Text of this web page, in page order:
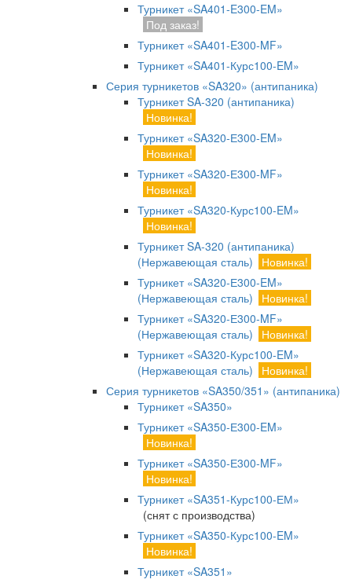
Турникет «SA401-E300-EM»
Под заказ!
Турникет «SA401-E300-MF»
Турникет «SA401-Курс100-EM»
Серия турникетов «SA320» (антипаника)
Турникет SA-320 (антипаника)
Новинка!
Турникет «SA320-Е300-EM»
Новинка!
Турникет «SA320-Е300-MF»
Новинка!
Турникет «SA320-Курс100-EM»
Новинка!
Турникет SA-320 (антипаника)
(Нержавеющая сталь)
Новинка!
Турникет «SA320-Е300-EM»
(Нержавеющая сталь)
Новинка!
Турникет «SA320-Е300-MF»
(Нержавеющая сталь)
Новинка!
Турникет «SA320-Курс100-EM»
(Нержавеющая сталь)
Новинка!
Серия турникетов «SA350/351» (антипаника)
Турникет «SA350»
Турникет «SA350-Е300-EM»
Новинка!
Турникет «SA350-Е300-MF»
Новинка!
Турникет «SA351-Курс100-ЕМ»
(снят с производства)
Турникет «SA350-Курс100-EM»
Новинка!
Турникет «SA351»